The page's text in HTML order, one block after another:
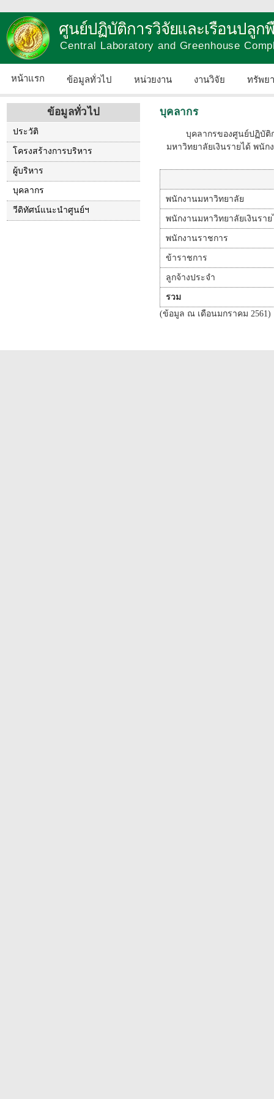
ศูนย์ปฏิบัติการวิจัยและเรือนปลูก
Central Laboratory and Greenhouse
หน้าแรก ข้อมูลทั่วไป หน่วยงาน งานวิจัย ทรัพย
ข้อมูลทั่วไป
ประวัติ
โครงสร้างการบริหาร
ผู้บริหาร
บุคลากร
วีดิทัศน์แนะนำศูนย์ฯ
บุคลากร
บุคลากรของศูนย์ปฏิบัติกา
มหาวิทยาลัยเงินรายได้ พนั
พนักงานมหาวิทยาลัย
พนักงานมหาวิทยาลัยเงินราย
พนักงานราชการ
ข้าราชการ
ลูกจ้างประจำ
รวม
(ข้อมูล ณ เดือนมกราคม 2561)